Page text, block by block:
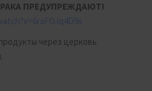
ПРЕДУПРЕЖДАЮТ!
через церковь